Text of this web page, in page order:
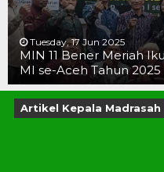
Tuesday, 17 Jun 2025
MIN 11 Bener Meriah
MI se-Aceh Tahun 2025
Artikel Kepala Madrasah
19 JUN 2025
19 JUN 2025
16 JUN 2025